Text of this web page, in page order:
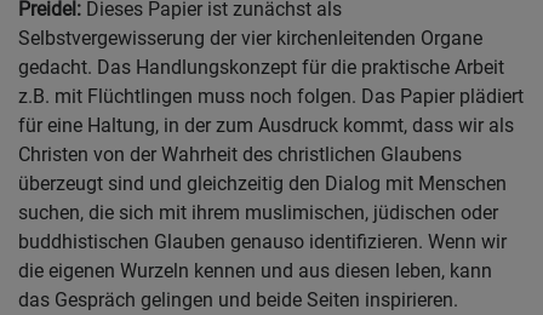
Preidel: Dieses Papier ist zunächst als
Selbstvergewisserung der vier kirchenleitenden Organe
gedacht. Das Handlungskonzept für die praktische Arbeit
z.B. mit Flüchtlingen muss noch folgen. Das Papier plädiert
für eine Haltung, in der zum Ausdruck kommt, dass wir als
Christen von der Wahrheit des christlichen Glaubens
überzeugt sind und gleichzeitig den Dialog mit Menschen
suchen, die sich mit ihrem muslimischen, jüdischen oder
buddhistischen Glauben genauso identifizieren. Wenn wir
die eigenen Wurzeln kennen und aus diesen leben, kann
das Gespräch gelingen und beide Seiten inspirieren.